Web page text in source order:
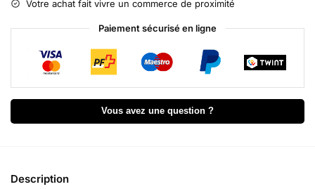
a
e
:
Votre achat fait vivre un commerce de proximité
Paiement sécurisé en ligne
Vous avez une question ?
Description